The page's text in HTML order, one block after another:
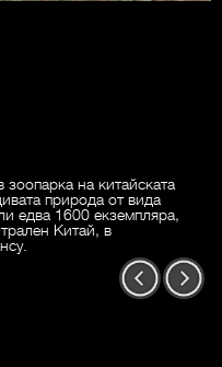
на китайската
природа от вида
едва 1600 екземпляра,
Китай, в